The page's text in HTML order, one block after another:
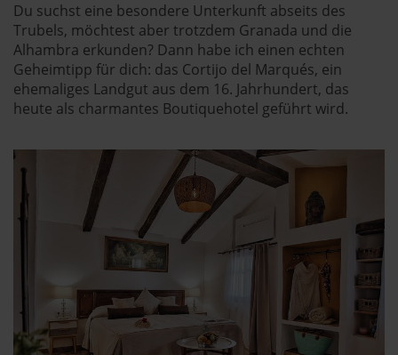
Du suchst eine besondere Unterkunft abseits des
Trubels, möchtest aber trotzdem Granada und die
Alhambra erkunden? Dann habe ich einen echten
Geheimtipp für dich: das Cortijo del Marqués, ein
ehemaliges Landgut aus dem 16. Jahrhundert, das
heute als charmantes Boutiquehotel geführt wird.